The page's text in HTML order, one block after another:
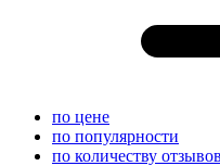
по цене
по популярности
по количеству отзывов